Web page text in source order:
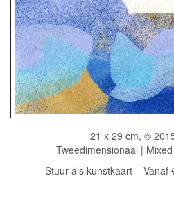
21 x 29 cm, ©
Tweedimensionaal |
Stuur als kunstkaart Vanaf